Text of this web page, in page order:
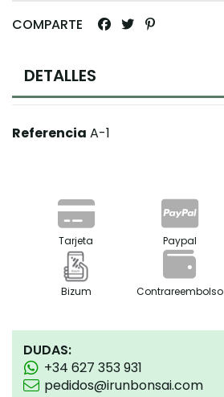
COMPARTE
DETALLES
Referencia A-1
Tarjeta Paypal
Bizum Contrareembolso
DUDAS:
+34 627 353 931
pedidos@irunbonsai.com